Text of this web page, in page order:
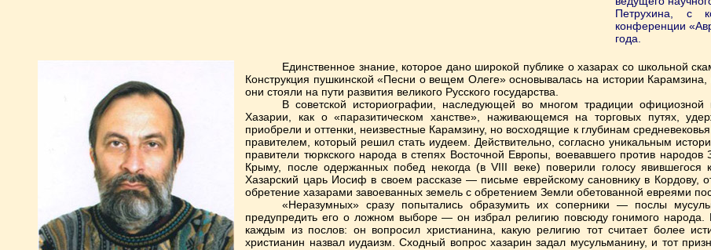
Петрухина, с
конференции
года.
Единственное знание, которое дано широкой публике о хазарах со школьной
Конструкция пушкинской «Песни о вещем Олеге» основывалась на истории
они стояли на пути развития великого Русского государства.
В советской историографии, наследующей во многом традиции официозной
Хазарии, как о «паразитическом ханстве», наживающемся на торговых путях,
приобрели и оттенки, неизвестные Карамзину, но восходящие к глубинам
правителем, который решил стать иудеем. Действительно, согласно уникальным
правители тюркского народа в степях Восточной Европы, воевавшего против народов
Крыму, после одержанных побед некогда (в VIII веке) поверили голосу
Хазарский царь Иосиф в своем рассказе — письме еврейскому сановнику в Кордову,
обретение хазарами завоеванных земель с обретением Земли обетованной евреями
«Неразумных» сразу попытались образумить их соперники — послы
предупредить его о ложном выборе — он избрал религию повсюду гонимого
каждым из послов: он вопросил христианина, какую религию тот считает более
христианин назвал иудаизм. Сходный вопрос хазарин задал мусульманину, и тот